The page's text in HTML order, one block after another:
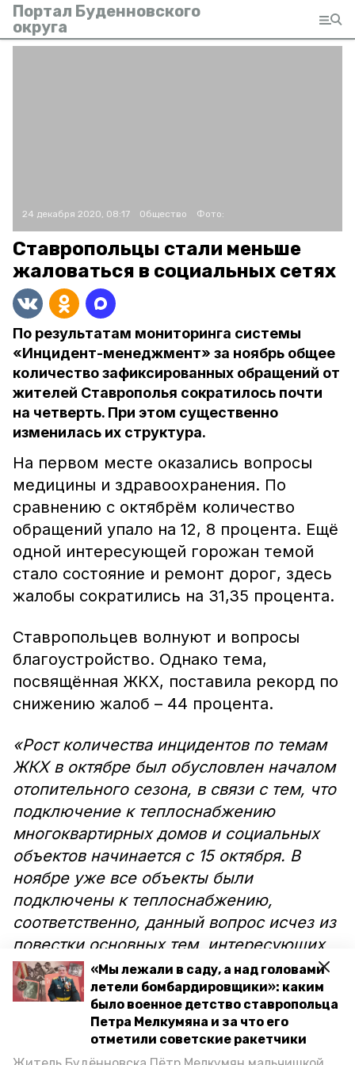
«Мы лежали в саду, а над головами
летели бомбардировщики»: каким
было военное детство ставропольца
Петра Мелкумяна и за что его
отметили советские ракетчики
Портал Буденновского
округа
24 декабря 2020, 08:17 Общество Фото:
Ставропольцы стали меньше
жаловаться в социальных сетях
По результатам мониторинга системы
«Инцидент-менеджмент» за ноябрь общее
количество зафиксированных обращений от
жителей Ставрополья сократилось почти
на четверть. При этом существенно
изменилась их структура.
На первом месте оказались вопросы
медицины и здравоохранения. По
сравнению с октябрём количество
обращений упало на 12, 8 процента. Ещё
одной интересующей горожан темой
стало состояние и ремонт дорог, здесь
жалобы сократились на 31,35 процента.
Ставропольцев волнуют и вопросы
благоустройство. Однако тема,
посвящённая ЖКХ, поставила рекорд по
снижению жалоб – 44 процента.
«Рост количества инцидентов по темам
ЖКХ в октябре был обусловлен началом
отопительного сезона, в связи с тем, что
подключение к теплоснабжению
многоквартирных домов и социальных
объектов начинается с 15 октября. В
ноябре уже все объекты были
подключены к теплоснабжению,
соответственно, данный вопрос исчез из
повестки основных тем, интересующих
граждан», — рассказала начальник
управления по работе с обращениями
граждан аппарата Правительства
Ставропольского края Мария Булавина.